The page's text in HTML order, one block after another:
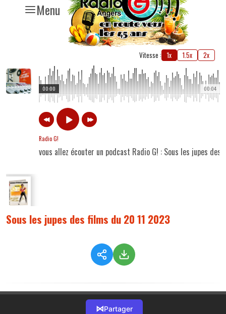
Menu
Vitesse : 1x 1.5x 2x
00:04
00:00
Radio G!
vous allez écouter un podcast Radio G! : Sous les jupes
Sous les jupes des films du 20 11 2023
⋈Partager